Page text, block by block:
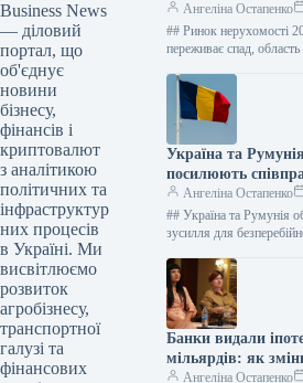
Business News
— діловий
портал, що
об'єднує
новини
бізнесу,
фінансів і
криптовалют
з аналітикою
політичних та
інфраструктур
них процесів
в Україні. Ми
висвітлюємо
розвиток
агробізнесу,
транспортної
галузі та
фінансових
2026 році – дані
Ангеліна Остапенко
## Ринок нерухомості
переживає спад,
Гришина Від початку
Україна та Румунія
посилюють
розширення
Констанца
Ангеліна Остапенко
## Україна та Румунія
зусилля для
стратегічний союзник
кроки для подолання…
Банки видали
мільярдів: як
кредитування
Ангеліна Остапенко